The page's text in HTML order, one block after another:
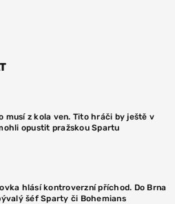
musí z kola ven. Tito hráči by ještě v
opustit pražskou Spartu
hlásí kontroverzní příchod. Do Brna
šéf Sparty či Bohemians